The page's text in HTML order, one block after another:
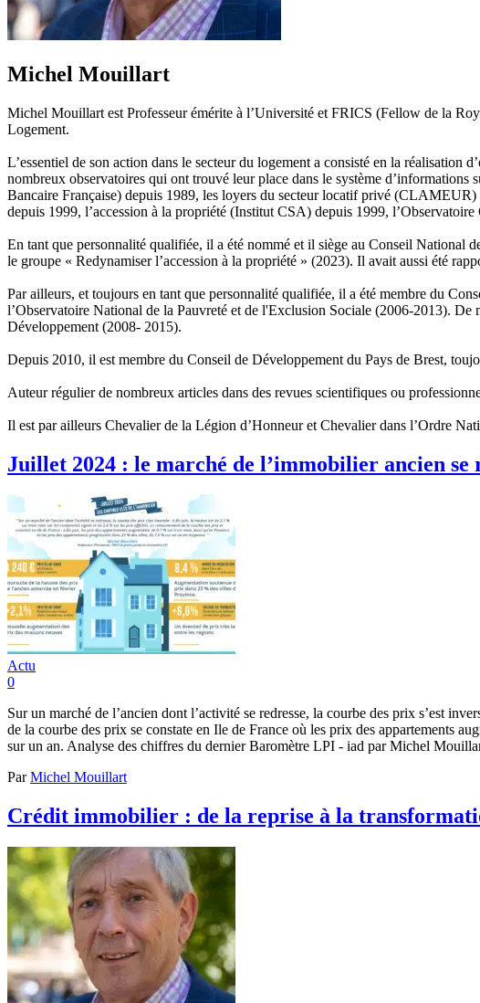
Michel Mouillart
Michel Mouillart est Professeur émérite à l’Université et FRICS (Fellow de la
Logement.
L’essentiel de son action dans le secteur du logement a consisté en la réalisation
nombreux observatoires qui ont trouvé leur place dans le système
Bancaire Française) depuis 1989, les loyers du secteur locatif privé
depuis 1999, l’accession à la propriété (Institut CSA) depuis 1999,
En tant que personnalité qualifiée, il a été nommé et il siège au Conseil National
le groupe « Redynamiser l’accession à la propriété » (2023). Il avait aussi été
Par ailleurs, et toujours en tant que personnalité qualifiée, il a été membre du
l’Observatoire National de la Pauvreté et de l'Exclusion Sociale (2006-2013).
Développement (2008- 2015).
Depuis 2010, il est membre du Conseil de Développement du Pays de Brest,
Auteur régulier de nombreux articles dans des revues scientifiques ou
Il est par ailleurs Chevalier de la Légion d’Honneur et Chevalier dans l’Ordre
Juillet 2024 : le marché de l’immobilier ancien se
Actu
0
Sur un marché de l’ancien dont l’activité se redresse, la courbe des prix s’est
de la courbe des prix se constate en Ile de France où les prix des appartements
sur un an. Analyse des chiffres du dernier Baromètre LPI - iad par Michel
ParMichel Mouillart
Crédit immobilier : de la reprise à la